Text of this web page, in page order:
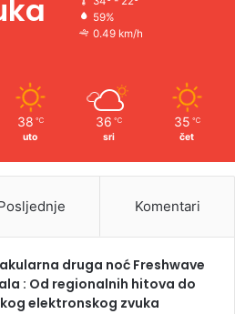
59%
0.49 km/h
38 ℃
uto
36 ℃
sri
35 ℃
čet
Komentari
druga noć Freshwave
: Od regionalnih hitova do
elektronskog zvuka